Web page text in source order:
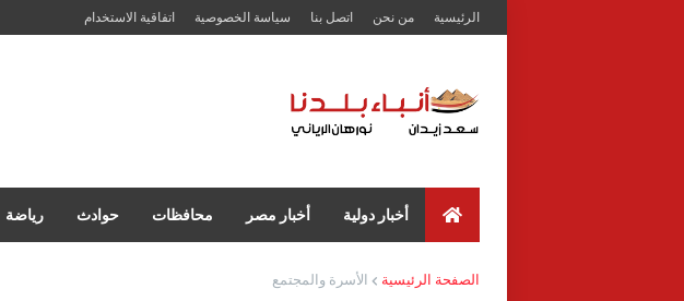
الرئيسية من نحن اتصل بنا سياسة الخصوصية اتفاقية الاستخدام
أخبار دولية أخبار مصر محافظات حوادث رياضة
الصفحة الرئيسية الأسرة والمجتمع